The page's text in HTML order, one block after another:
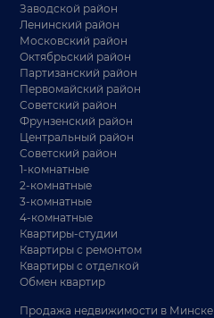
Заводской район
Ленинский район
Московский район
Октябрьский район
Партизанский район
Первомайский район
Советский район
Фрунзенский район
Центральный район
Советский район
1-комнатные
2-комнатные
3-комнатные
4-комнатные
Квартиры-студии
Квартиры с ремонтом
Квартиры с отделкой
Обмен квартир
Продажа недвижимости в Минске